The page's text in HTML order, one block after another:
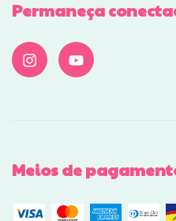
Permaneça
Meios de